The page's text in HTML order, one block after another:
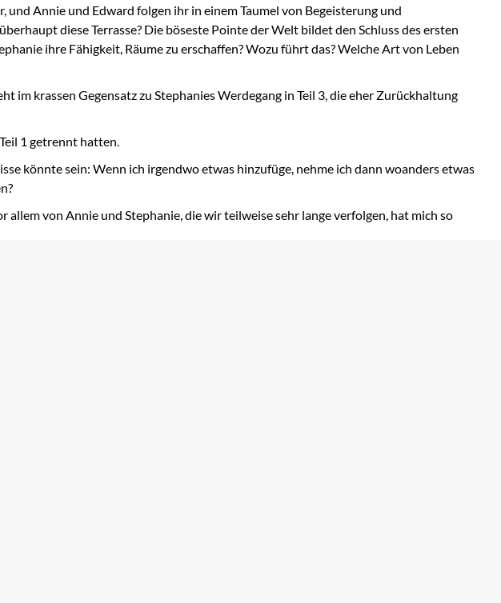
und Annie und Edward folgen ihr in einem Taumel von Begeisterung und
diese Terrasse? Die böseste Pointe der Welt bildet den Schluss des ersten
ihre Fähigkeit, Räume zu erschaffen? Wozu führt das? Welche Art von Leben
krassen Gegensatz zu Stephanies Werdegang in Teil 3, die eher Zurückhaltung
1 getrennt hatten.
könnte sein: Wenn ich irgendwo etwas hinzufüge, nehme ich dann woanders etwas
von Annie und Stephanie, die wir teilweise sehr lange verfolgen, hat mich so